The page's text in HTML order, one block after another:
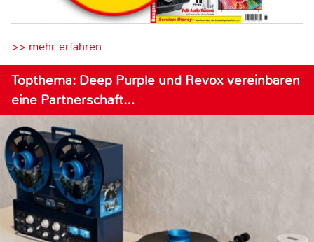
>> mehr erfahren
Topthema: Deep Purple und Revox vereinbaren
eine Partnerschaft…